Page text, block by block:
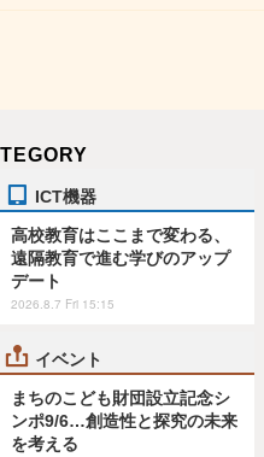
ICT機器
高校教育はここまで変わる、
遠隔教育で進む学びのアップ
デート
2026.8.7 Fri 15:15
イベント
まちのこども財団設立記念シ
ンポ9/6…創造性と探究の未来
を考える